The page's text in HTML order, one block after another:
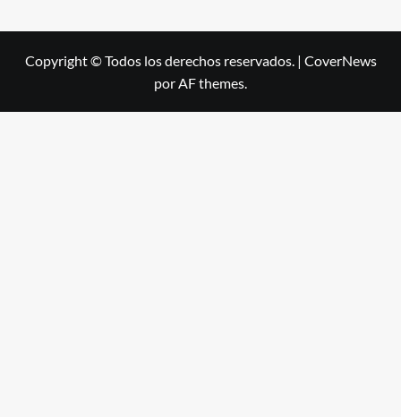
Copyright © Todos los derechos reservados. | CoverNews
por AF themes.